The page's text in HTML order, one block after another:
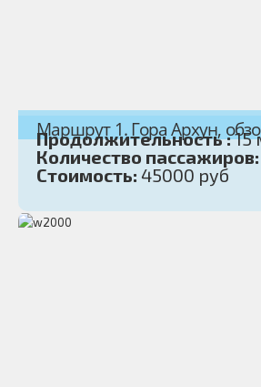
Маршрут 1. Гора Архун,
Продолжительность :15
Количество пассажиров:
Стоимость: 45000 руб